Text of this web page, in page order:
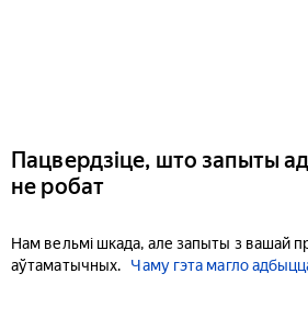
Пацвердзіце, што запыты
не робат
Нам вельмі шкада, але запыты з вашай
аўтаматычных.
Чаму гэта магло